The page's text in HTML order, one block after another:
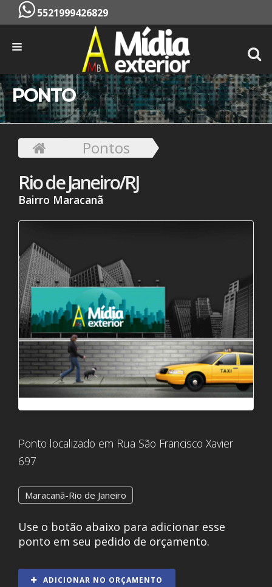
5521999426829
INÍCIO
EMPRESA
PONTOS
CONTATO
PONTO
Pontos
Rio de Janeiro/RJ
Bairro Maracanã
Ponto localizado em Rua São Francisco Xavier
697
Maracanã-Rio de Janeiro
Use o botão abaixo para adicionar esse
ponto em seu pedido de orçamento.
ADICIONAR NO ORÇAMENTO